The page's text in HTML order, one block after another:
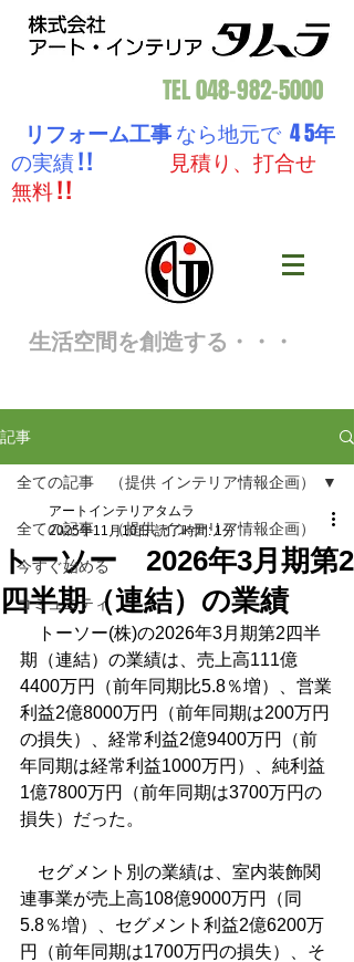
TEL048-982-5000
リフォーム工事なら地元で 4 5年
の実績 ! !
見積り、打合せ
無料 ! !
生活空間を創造する・・・
記事
全ての記事 （提供 インテリア情報企画）
今すぐ始める
コミュニティ
全ての記事 （提供 インテリア情報企画）
トーソー 2026年3月期第2
四半期（連結）の業績
アートインテリアタムラ
2025年11月10日 読了時間: 1分
トーソー(株)の2026年3月期第2四半
期（連結）の業績は、売上高111億
4400万円（前年同期比5.8％増）、営業
利益2億8000万円（前年同期は200万円
の損失）、経常利益2億9400万円（前
年同期は経常利益1000万円）、純利益
1億7800万円（前年同期は3700万円の
損失）だった。
セグメント別の業績は、室内装飾関
連事業が売上高108億9000万円（同
5.8％増）、セグメント利益2億6200万
円（前年同期は1700万円の損失）、そ